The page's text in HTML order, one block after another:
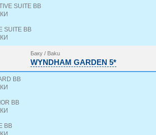
SUITE BB
SUITE BB
Баку / Baku
WYNDHAM GARDEN 5*
BB
BB
BB